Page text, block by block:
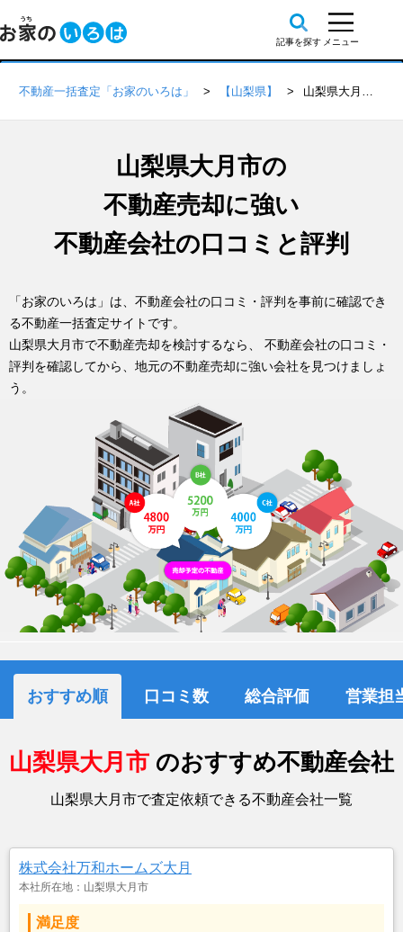
不動産一括査定「お家のいろは」 【山梨県】 山梨県大月市の不動産会社 口コミ・評判一覧
山梨県大月市の
不動産売却に強い
不動産会社の口コミと評判
「お家のいろは」は、不動産会社の口コミ・評判を事前に確認でき
る不動産一括査定サイトです。
山梨県大月市で不動産売却を検討するなら、 不動産会社の口コミ・
評判を確認してから、地元の不動産売却に強い会社を見つけましょ
う。
おすすめ順 口コミ数 総合評価 営業担
山梨県大月市 のおすすめ不動産会社
山梨県大月市で査定依頼できる不動産会社一覧
株式会社万和ホームズ大月
本社所在地：山梨県大月市
満足度